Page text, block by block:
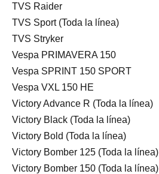
TVS Raider
TVS Sport (Toda la línea)
TVS Stryker
Vespa PRIMAVERA 150
Vespa SPRINT 150 SPORT
Vespa VXL 150 HE
Victory Advance R (Toda la línea)
Victory Black (Toda la línea)
Victory Bold (Toda la línea)
Victory Bomber 125 (Toda la línea)
Victory Bomber 150 (Toda la línea)